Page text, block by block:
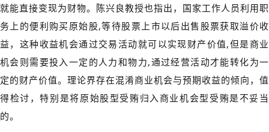
就能直接变现为财物。陈兴良教授也指出，国家工作人员利用职
务上的便利购买原始股,等待股票上市以后出售股票获取溢价收
益，这种收益机会通过交易活动就可以实现财产价值,但是商业
机会则需要投入一定的人力和物力,通过经营活动才能转化为一
定的财产价值。理论界存在混淆商业机会与预期收益的倾向，值
得检讨，特别是将原始股型受贿归入商业机会型受贿是不妥当
的。